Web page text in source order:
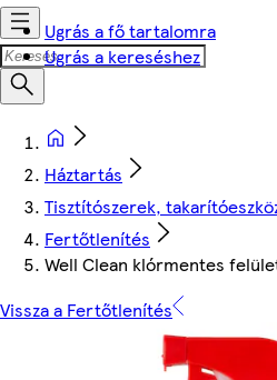
Ugrás a fő tartalomra
Ugrás a kereséshez
Háztartás
Tisztítószerek,
Fertőtlenítés
Well Clean klórmentes
Vissza a Fertőtlenítés